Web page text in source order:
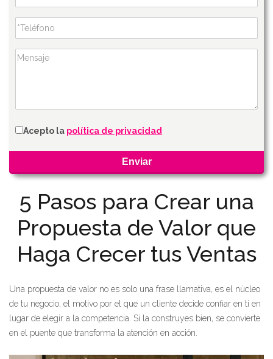
5 Pasos para Crear una
Propuesta de Valor que
Haga Crecer tus Ventas
Una propuesta de valor no es solo una frase llamativa, es el núcleo
de tu negocio, el motivo por el que un cliente decide confiar en ti en
lugar de elegir a la competencia. Si la construyes bien, se convierte
en el puente que transforma la atención en acción.
Acepto la política de privacidad